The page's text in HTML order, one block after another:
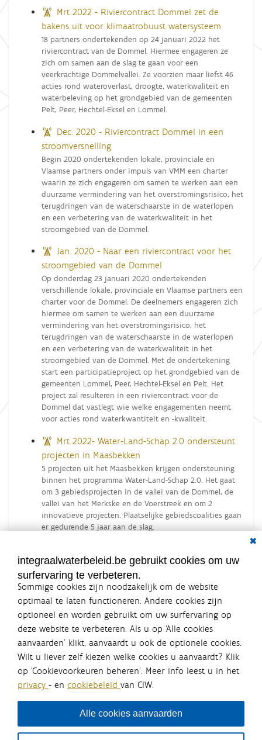
Mrt 2022 - Riviercontract Dommel zet de
bakens uit voor klimaatrobuust watersysteem
18 partners ondertekenden op 24 januari 2022 het
riviercontract van de Dommel. Hiermee engageren ze
zich om samen aan de slag te gaan voor een
veerkrachtige Dommelvallei. Ze voorzien maar liefst 46
acties rond wateroverlast, droogte, waterkwaliteit en
waterbeleving op het grondgebied van de gemeenten
Pelt, Peer, Hechtel-Eksel en Lommel.
Dec. 2020 - Riviercontract Dommel in een
stroomversnelling
Begin 2020 ondertekenden lokale, provinciale en
Vlaamse partners onder impuls van VMM een charter
waarin ze zich engageren om samen te werken aan een
duurzame vermindering van het overstromingsrisico, het
terugdringen van de waterschaarste in de waterlopen
en een verbetering van de waterkwaliteit in het
stroomgebied van de Dommel.
Jan. 2020 - Naar een riviercontract voor het
stroomgebied van de Dommel
Op donderdag 23 januari 2020 ondertekenden
verschillende lokale, provinciale en Vlaamse partners een
charter voor de Dommel. De deelnemers engageren zich
hiermee om samen te werken aan een duurzame
vermindering van het overstromingsrisico, het
terugdringen van de waterschaarste in de waterlopen
en een verbetering van de waterkwaliteit in het
stroomgebied van de Dommel. Met de ondertekening
start een participatieproject op het grondgebied van de
gemeenten Lommel, Peer, Hechtel-Eksel en Pelt. Het
project zal resulteren in een riviercontract voor de
Dommel dat vastlegt wie welke engagementen neemt
voor acties rond waterkwantiteit en -kwaliteit.
Mrt 2022- Water-Land-Schap 2.0 ondersteunt
projecten in Maasbekken
5 projecten uit het Maasbekken krijgen ondersteuning
binnen het programma Water-Land-Schap 2.0. Het gaat
om 3 gebiedsprojecten in de vallei van de Dommel, de
vallei van het Merkske en de Voerstreek en om 2
innovatieve projecten. Plaatselijke gebiedscoalities gaan
er gedurende 5 jaar aan de slag.
integraalwaterbeleid.be gebruikt cookies om uw
surfervaring te verbeteren.
Sommige cookies zijn noodzakelijk om de website
optimaal te laten functioneren. Andere cookies zijn
optioneel en worden gebruikt om uw surfervaring op
deze website te verbeteren. Als u op ‘Alle cookies
aanvaarden’ klikt, aanvaardt u ook de optionele cookies.
Wilt u liever zelf kiezen welke cookies u aanvaardt? Klik
op ‘Cookievoorkeuren beheren’. Meer info leest u in het
privacy - en cookiebeleid van CIW.
Alle cookies aanvaarden
Integraalwaterbeleid.be is een
officiële website van de Vlaamse
overheid
uitgegeven door Coördinatiecommissie Integraal
Waterbeleid
De Coördinatiecommissie Integraal Waterbeleid (CIW) is een
waterbedrijven nemen deel aan het overleg. Deze
samenwerking zorgt voor een gecoördineerde en
geïntegreerde aanpak van het waterbeleid en waterbeheer